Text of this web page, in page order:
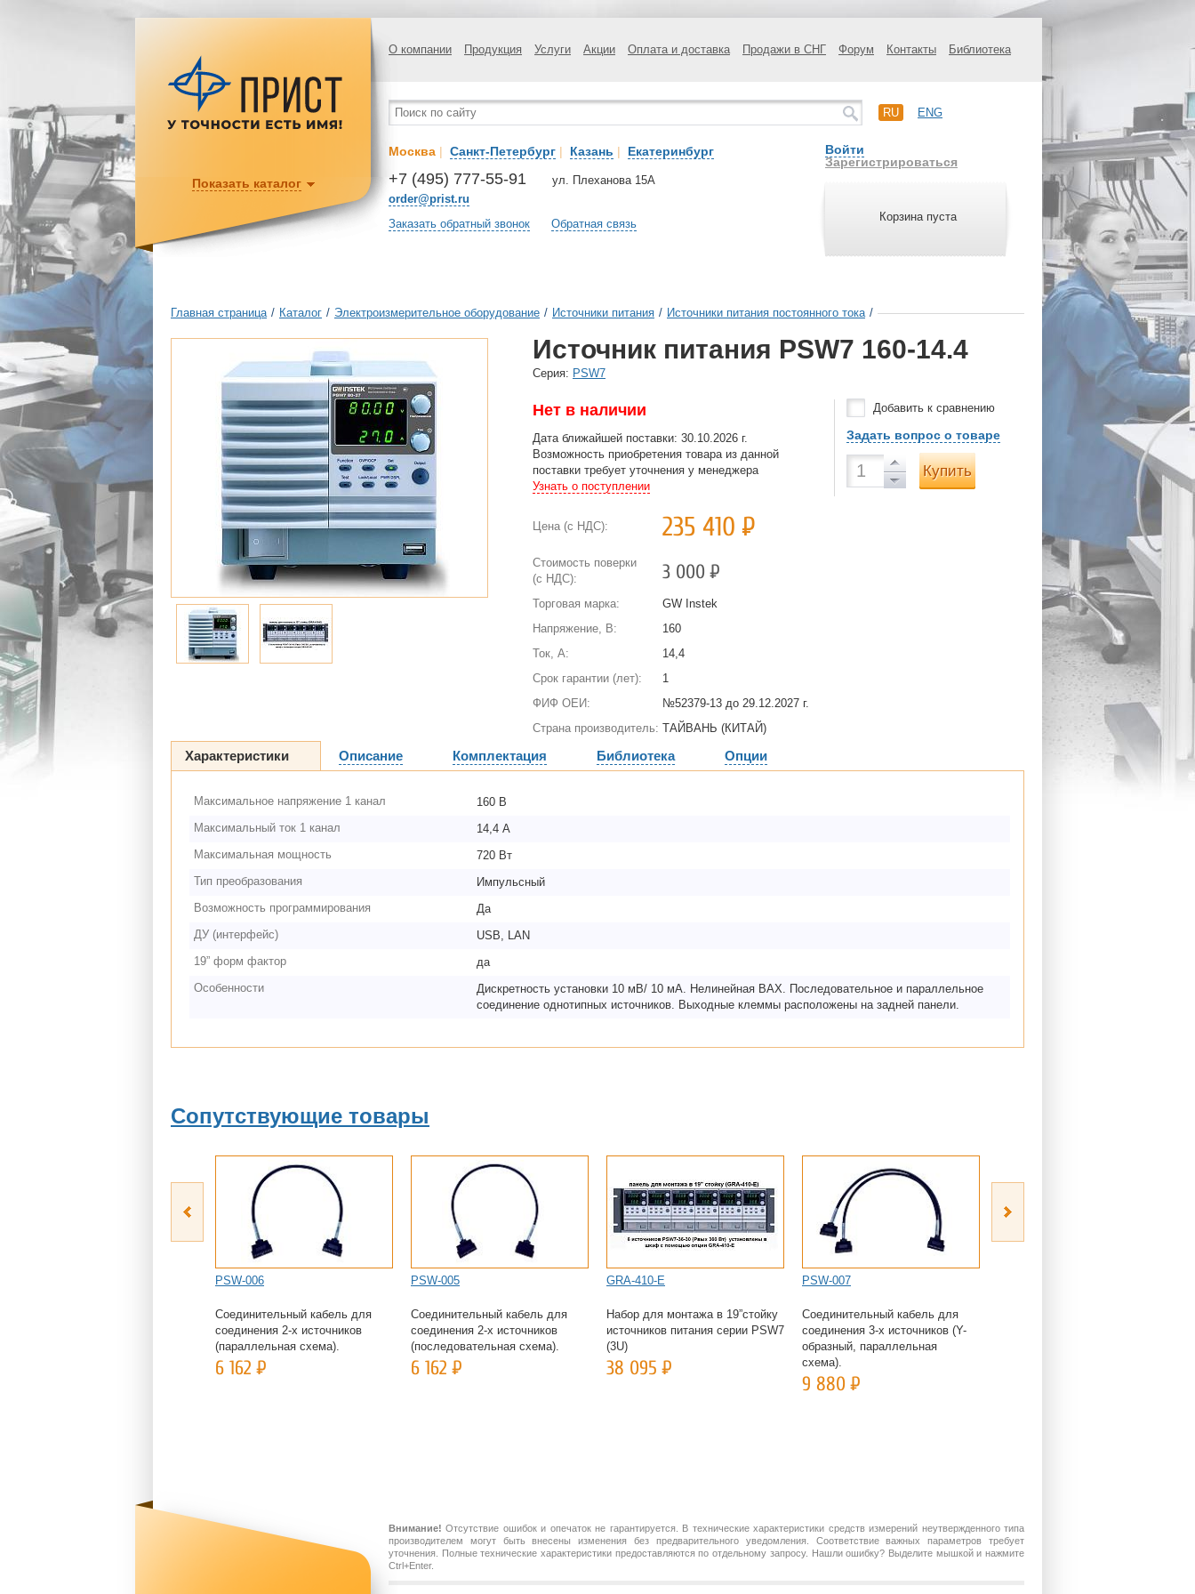
О компании Продукция Услуги Акции Оплата и доставка Продажи в СНГ Форум Контакты Библиотека
RU ENG
Москва | Санкт-Петербург | Казань | Екатеринбург
+7 (495) 777-55-91
order@prist.ru
ул. Плеханова 15А
Заказать обратный звонок Обратная связь
Войти
Зарегистрироваться
Корзина пуста
Показать каталог
Главная страница / Каталог / Электроизмерительное оборудование / Источники питания / Источники питания постоянного тока /
Источник питания PSW7 160-14.4
Cерия: PSW7
Нет в наличии
Дата ближайшей поставки: 30.10.2026 г.
Возможность приобретения товара из данной
поставки требует уточнения у менеджера
Узнать о поступлении
Цена (с НДС): 235 410 Р
Стоимость поверки
(с НДС):
3 000Р
Торговая марка:
GW Instek
Напряжение, В:
160
Ток, А:
14,4
Срок гарантии (лет):
1
ФИФ ОЕИ:
№52379-13 до 29.12.2027 г.
Страна производитель: ТАЙВАНЬ (КИТАЙ)
Добавить к сравнению
Задать вопрос о товаре
Купить
Характеристики Описание Комплектация Библиотека Опции
Максимальное напряжение 1 канал
160 В
Максимальный ток 1 канал
14,4 А
Максимальная мощность
720 Вт
Тип преобразования
Импульсный
Возможность программирования
Да
ДУ (интерфейс)
USB, LAN
19” форм фактор
да
Особенности
Дискретность установки 10 мВ/ 10 мА. Нелинейная ВАХ. Последовательное и параллельное
соединение однотипных источников. Выходные клеммы расположены на задней панели.
Сопутствующие товары
PSW-006
Соединительный кабель для
соединения 2-х источников
(параллельная схема).
6 162Р
PSW-005
Соединительный кабель для
соединения 2-х источников
(последовательная схема).
6 162Р
GRA-410-E
Набор для монтажа в 19”стойку
источников питания серии PSW7
(3U)
38 095Р
PSW-007
Соединительный кабель для
соединения 3-х источников (Y-
образный, параллельная
схема).
9 880Р
Внимание! Отсутствие ошибок и опечаток не гарантируется. В технические характеристики средств измерений неутвержденного типа
производителем могут быть внесены изменения без предварительного уведомления. Соответствие важных параметров требует
уточнения. Полные технические характеристики предоставляются по отдельному запросу. Нашли ошибку? Выделите мышкой и нажмите
Ctrl+Enter.